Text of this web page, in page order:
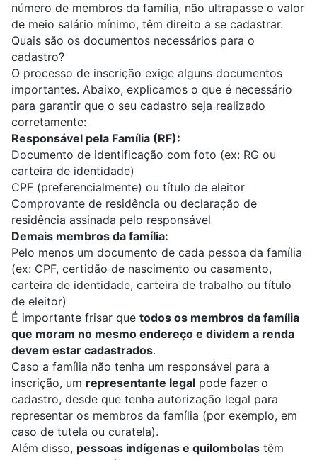
número de membros da família, não ultrapasse o valor
de meio salário mínimo, têm direito a se cadastrar.
Quais são os documentos necessários para o
cadastro?
O processo de inscrição exige alguns documentos
importantes. Abaixo, explicamos o que é necessário
para garantir que o seu cadastro seja realizado
corretamente:
Responsável pela Família (RF):
Documento de identificação com foto (ex: RG ou
carteira de identidade)
CPF (preferencialmente) ou título de eleitor
Comprovante de residência ou declaração de
residência assinada pelo responsável
Demais membros da família:
Pelo menos um documento de cada pessoa da família
(ex: CPF, certidão de nascimento ou casamento,
carteira de identidade, carteira de trabalho ou título
de eleitor)
É importante frisar que todos os membros da família
que moram no mesmo endereço e dividem a renda
devem estar cadastrados.
Caso a família não tenha um responsável para a
inscrição, um representante legal pode fazer o
cadastro, desde que tenha autorização legal para
representar os membros da família (por exemplo, em
caso de tutela ou curatela).
Além disso, pessoas indígenas e quilombolas têm